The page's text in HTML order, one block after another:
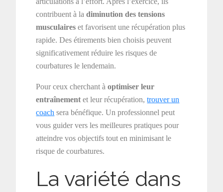
contribuent à ladiminution des tensions
musculaires et favorisent une récupération plus
rapide. Des étirements bien choisis peuvent
significativement réduire les risques de
courbatures le lendemain.
Pour ceux cherchant àoptimiser leur
entraînement et leur récupération,trouver un
coach sera bénéfique. Un professionnel peut
vous guider vers les meilleures pratiques pour
atteindre vos objectifs tout en minimisant le
risque de courbatures.
La variété dans